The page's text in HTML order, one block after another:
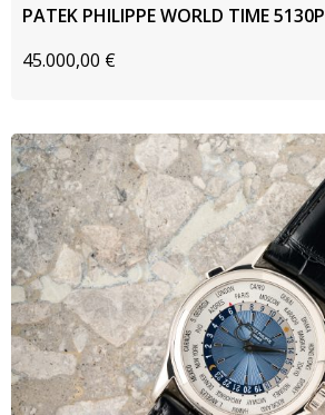
PATEK PHILIPPE WORLD TIME 5130P
45.000,00 €